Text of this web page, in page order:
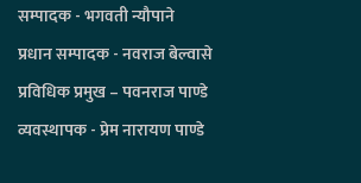
सम्पादक - भगवती न्यौपाने
प्रधान सम्पादक - नवराज बेल्वासे
प्रविधिक प्रमुख – पवनराज पाण्डे
व्यवस्थापक - प्रेम नारायण पाण्डे